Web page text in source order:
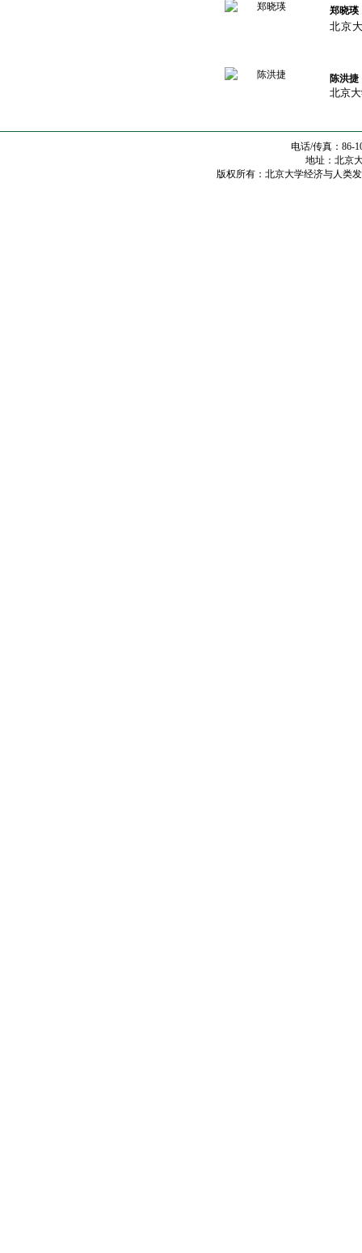
郑晓瑛
北京
陈洪捷
北京
电话/传真：86-
地址：北京
版权所有：北京大学经济与人类